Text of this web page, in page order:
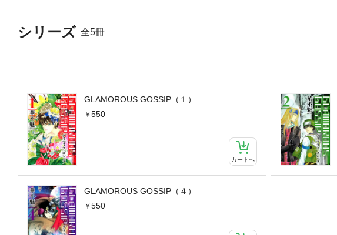
シリーズ 全5冊
GLAMOROUS GOSSIP（１）
550
カートへ
GLAMOROUS GOSSIP（４）
550